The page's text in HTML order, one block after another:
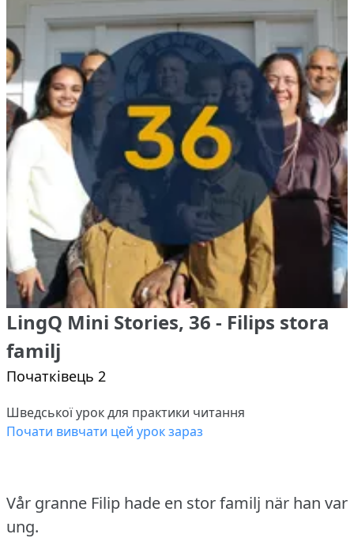
LingQ Mini Stories, 36 - Filips stora
familj
Початківець 2
Шведської урок для практики читання
Почати вивчати цей урок зараз
Vår granne Filip hade en stor familj när han var
ung.